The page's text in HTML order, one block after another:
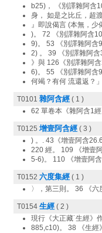
b25)， 《別譯雜阿含
身， 如是之比丘，超
』即說偈言 (本無，少
)。 72 《別譯雜阿含
9)。 53 《別譯雜阿含
2) 。 39 《別譯雜阿含
》與 126《別譯雜阿
6)。 55 《別譯雜阿含
何竭？有何 流還返？
T0101 雜阿含經 ( 1 )
62 單卷本《雜阿含1
T0125 增壹阿含經 ( 3 )
) 。. 43《增壹阿含
220 經。 109 《增壹
5-6)。 110 《增壹阿
T0152 六度集經 ( 1 )
〉，第三則。 36 《六
T0154 生經 ( 2 )
現行《大正藏˙生經》
885,c10)。 38 《生經